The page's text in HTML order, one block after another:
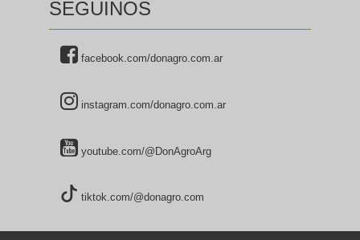
SEGUINOS
facebook.com/donagro.com.ar
instagram.com/donagro.com.ar
youtube.com/@DonAgroArg
tiktok.com/@donagro.com